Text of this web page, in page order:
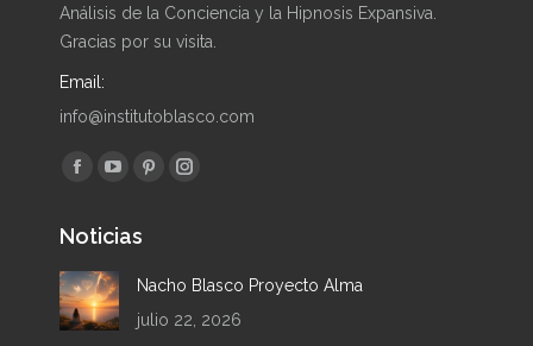
Análisis de la Conciencia y la Hipnosis Expansiva.
Gracias por su visita.
Email:
info@institutoblasco.com
Encuéntranos en:
Facebook
opens
in
new
window
YouTube
opens
in
new
window
Pinterest
window
Instagram
window
Noticias
Nacho Blasco Proyecto Alma
julio 22, 2026